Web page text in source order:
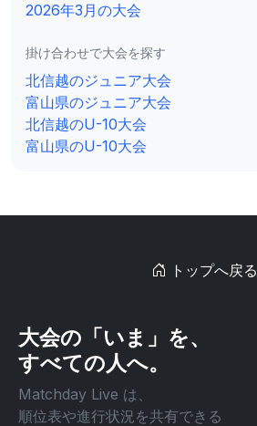
2026年3月の大会
掛け合わせで大会を探す
北信越のジュニア大会
富山県のジュニア大会
北信越のU-10大会
富山県のU-10大会
トップへ戻る
大会の「いま」を、
すべての人へ。
Matchday Live は、
順位表や進行状況を共有できる